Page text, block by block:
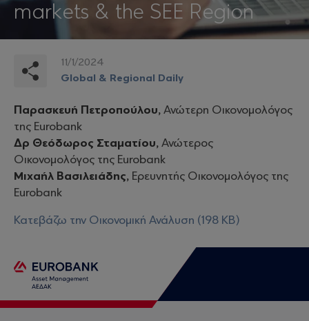
markets & the SEE Region
11/1/2024
Global & Regional Daily
Παρασκευή Πετροπούλου, Ανώτερη Οικονομολόγος
της Eurobank
Δρ Θεόδωρος Σταματίου, Ανώτερος
Οικονομολόγος της Eurobank
Μιχαήλ Βασιλειάδης, Ερευνητής Οικονομολόγος της
Eurobank
Κατεβάζω την Οικονομική Ανάλυση (198 KB)